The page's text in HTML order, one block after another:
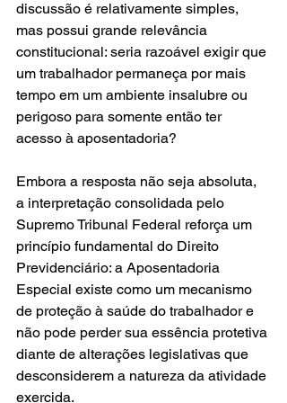
discussão é relativamente simples,
mas possui grande relevância
constitucional: seria razoável exigir que
um trabalhador permaneça por mais
tempo em um ambiente insalubre ou
perigoso para somente então ter
acesso à aposentadoria?
Embora a resposta não seja absoluta,
a interpretação consolidada pelo
Supremo Tribunal Federal reforça um
princípio fundamental do Direito
Previdenciário: a Aposentadoria
Especial existe como um mecanismo
de proteção à saúde do trabalhador e
não pode perder sua essência protetiva
diante de alterações legislativas que
desconsiderem a natureza da atividade
exercida.